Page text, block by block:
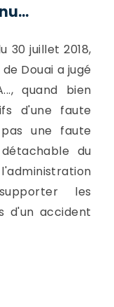
30 juillet 2018,
Douai a jugé
quand bien
d'une faute
une faute
du
les
d'un accident